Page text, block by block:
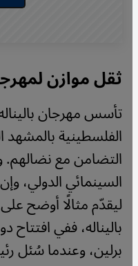
ثقل موازن
تأسس مهرجان
الفلسطينية بالمشهد
التضامن مع نضالهم.
السينمائي الدولي،
ليقدّم مثالًا أوضح على
برلين، وعندما سُئل